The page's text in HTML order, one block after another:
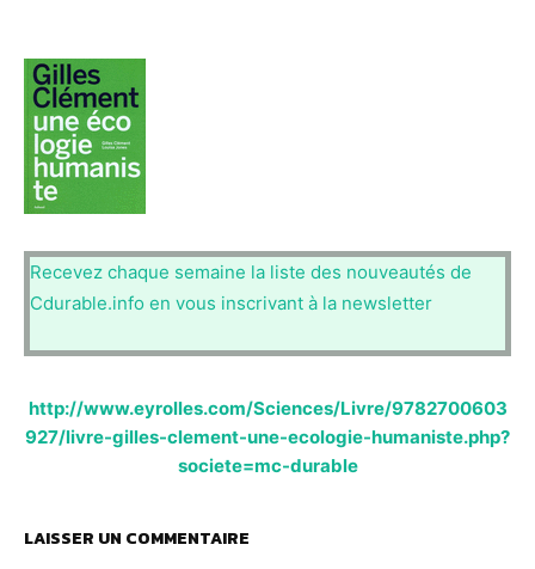
Recevez chaque semaine la liste des nouveautés de
Cdurable.info en vous inscrivant à la newsletter
http://www.eyrolles.com/Sciences/Livre/9782700603
927/livre-gilles-clement-une-ecologie-humaniste.php?
societe=mc-durable
LAISSER UN COMMENTAIRE